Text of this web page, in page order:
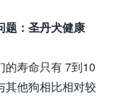
题：圣丹犬健康
的寿命只有 7到10
其他狗相比相对较